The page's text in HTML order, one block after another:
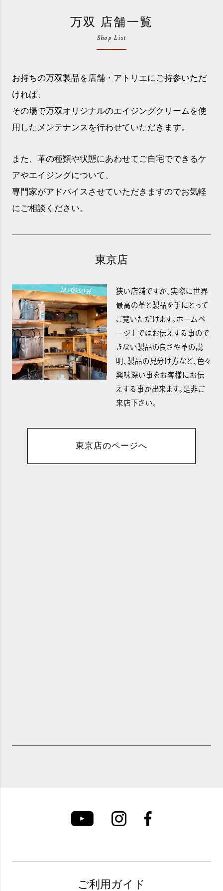
万双 店舗一覧
Shop List
お持ちの万双製品を店舗・アトリエにご持参いただ
ければ、
その場で万双オリジナルのエイジングクリームを使
用したメンテナンスを行わせていただきます。
また、革の種類や状態にあわせてご自宅でできるケ
アやエイジングについて、
専門家がアドバイスさせていただきますのでお気軽
にご相談ください。
東京店
狭い店舗ですが、実際に世界
最高の革と製品を手にとって
ご覧いただけます。ホームペ
ージ上ではお伝えする事ので
きない製品の良さや革の説
明、製品の見分け方など、色々
興味深い事をお客様にお伝
えする事が出来ます。是非ご
来店下さい。
東京店のページへ
ご利用ガイド